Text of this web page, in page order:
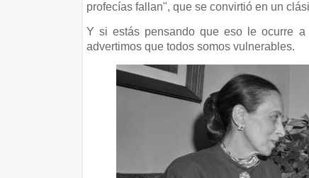
profecías fallan", que se convirtió en un
Y si estás pensando que eso le ocurre
advertimos que todos somos vulnerables.